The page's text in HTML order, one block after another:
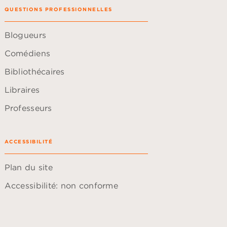
QUESTIONS PROFESSIONNELLES
Blogueurs
Comédiens
Bibliothécaires
Libraires
Professeurs
ACCESSIBILITÉ
Plan du site
Accessibilité: non conforme